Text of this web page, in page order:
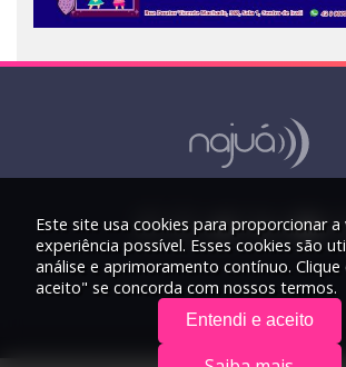
Este site usa cookies para proporcionar a
experiência possível. Esses cookies são
análise e aprimoramento contínuo. Clique
aceito" se concorda com nossos termos.
Entendi e aceito